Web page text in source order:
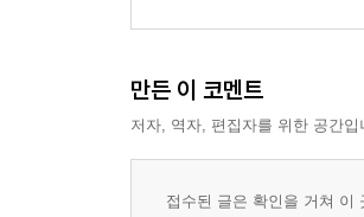
만든 이 코멘트
저자, 역자, 편집자를 위한 공간
접수된 글은 확인을 거쳐 이